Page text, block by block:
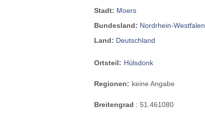
Stadt: Moers
Bundesland: Nordrhein-Westfalen
Land: Deutschland
Ortsteil: Hülsdonk
Regionen: keine Angabe
Breitengrad :51.461080